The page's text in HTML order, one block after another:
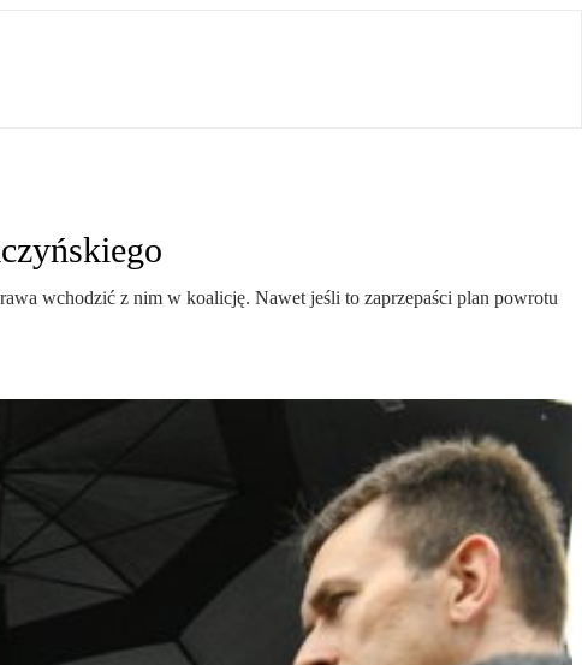
wchodzić z nim w koalicję. Nawet jeśli to zaprzepaści plan powrotu